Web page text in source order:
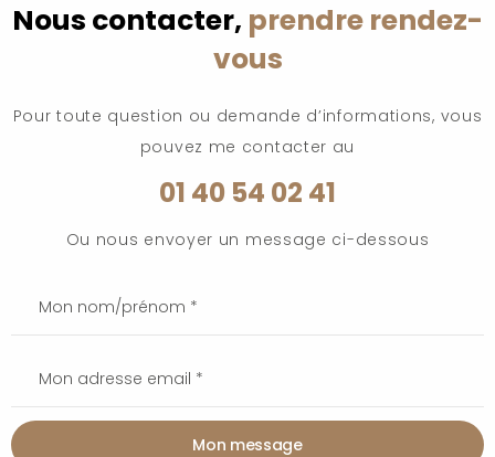
Nous contacter, prendre rendez-
vous
Pour toute question ou demande d’informations, vous
pouvez me contacter au
01 40 54 02 41
Ou nous envoyer un message ci-dessous
Mon message